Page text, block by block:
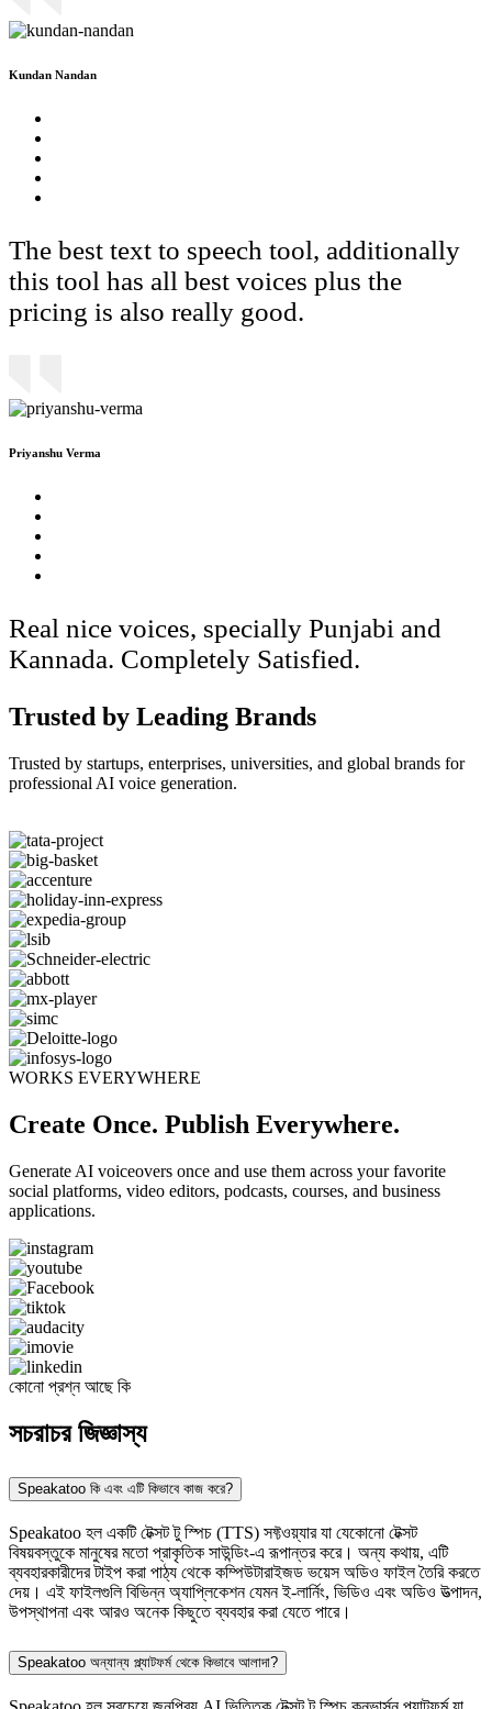
Kundan Nandan
The best text to speech tool, additionally
this tool has all best voices plus the
pricing is also really good.
Priyanshu Verma
Real nice voices, specially Punjabi and
Kannada. Completely Satisfied.
Trusted by Leading Brands
Trusted by startups, enterprises, universities, and global brands for
professional AI voice generation.
WORKS EVERYWHERE
Create Once. Publish Everywhere.
Generate AI voiceovers once and use them across your favorite
social platforms, video editors, podcasts, courses, and business
applications.
কোনো প্রশ্ন আছে কি
সচরাচর জিজ্ঞাস্য
Speakatoo কি এবং এটি কিভাবে কাজ করে?
Speakatoo হল একটি টেক্সট টু স্পিচ (TTS) সফ্টওয়্যার যা যেকোনো টেক্সট
বিষয়বস্তুকে মানুষের মতো প্রাকৃতিক সাউন্ডিং-এ রূপান্তর করে। অন্য কথায়, এটি
ব্যবহারকারীদের টাইপ করা পাঠ্য থেকে কম্পিউটারাইজড ভয়েস অডিও ফাইল তৈরি করতে
দেয়। এই ফাইলগুলি বিভিন্ন অ্যাপ্লিকেশন যেমন ই-লার্নিং, ভিডিও এবং অডিও উত্পাদন,
উপস্থাপনা এবং আরও অনেক কিছুতে ব্যবহার করা যেতে পারে।
Speakatoo অন্যান্য প্ল্যাটফর্ম থেকে কিভাবে আলাদা?